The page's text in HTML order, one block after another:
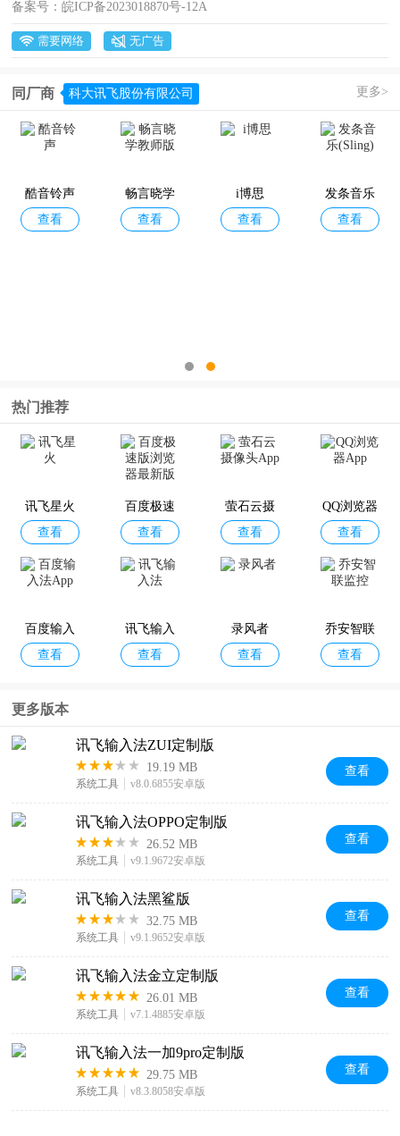
备案号：皖ICP备2023018870号-12A
需要网络 无广告
同厂商 科大讯飞股份有限公司 更多>
讯飞星火
查看
讯飞听见
查看
讯飞配音
查看
畅言晓学
教师版
查看
i博思
查看
发条音乐
(Sling)
查看
酷音铃声
查看
热门推荐
讯飞星火
查看
百度极速
版浏览器
最新版
查看
萤石云摄
像头App
查看
QQ浏览器
App
查看
百度输入
法App
查看
讯飞输入
法
查看
录风者
查看
乔安智联
监控
查看
更多版本
讯飞输入法ZUI定制版
19.19 MB
系统工具 v8.0.6855安卓版
查看
讯飞输入法OPPO定制版
26.52 MB
系统工具 v9.1.9672安卓版
查看
讯飞输入法黑鲨版
32.75 MB
系统工具 v9.1.9652安卓版
查看
讯飞输入法金立定制版
26.01 MB
系统工具 v7.1.4885安卓版
查看
讯飞输入法一加9pro定制版
29.75 MB
系统工具 v8.3.8058安卓版
查看